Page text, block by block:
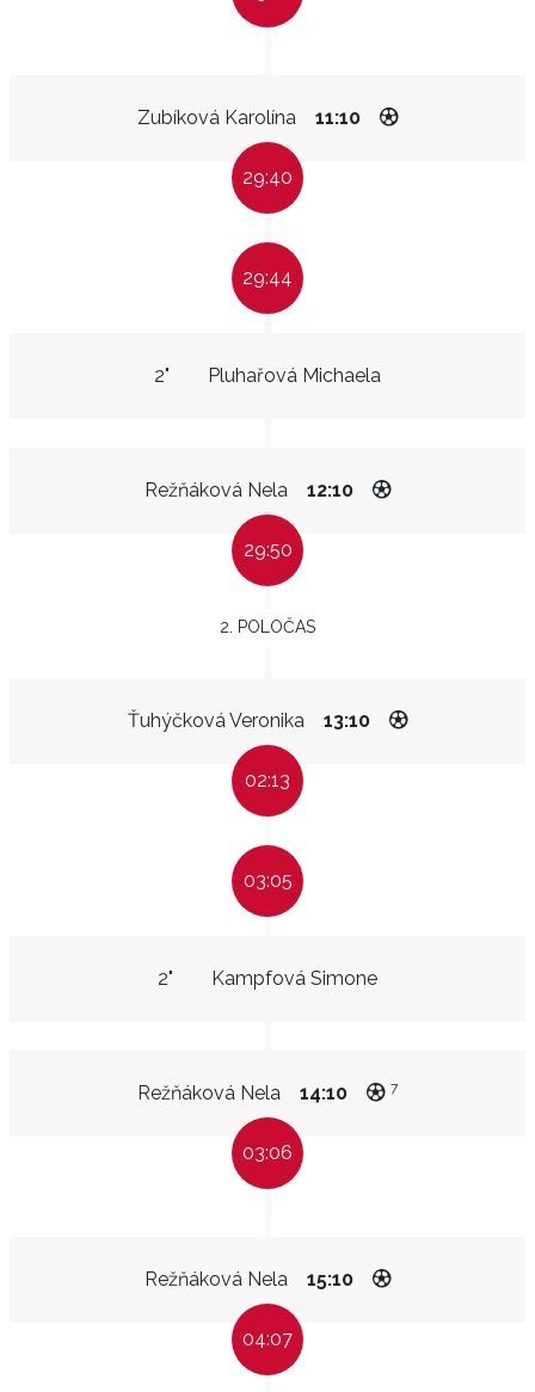
Zubíková Karolína 11:10
29:40
29:44
Pluhařová Michaela
2"
Režňáková Nela 12:10
29:50
2. POLOČAS
Ťuhýčková Veronika 13:10
02:13
03:05
Kampfová Simone
2"
Režňáková Nela 14:10 7
03:06
Režňáková Nela 15:10
04:07